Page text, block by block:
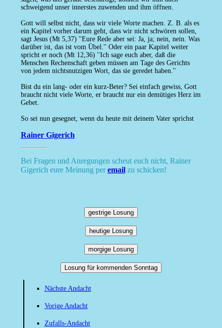
schweigend unser innerstes zuwenden und ihm öffnen.
Gott will selbst nicht, dass wir viele Worte machen. Z. B. als es
ein Kapitel vorher darum geht, dass wir nicht schwören sollen,
sagt Jesus (Mt 5,37) ''Eure Rede aber sei: Ja, ja; nein, nein. Was
darüber ist, das ist vom Übel.'' Oder ein paar Kapitel weiter
spricht er noch (Mt 12,36) ''Ich sage euch aber, daß die
Menschen Rechenschaft geben müssen am Tage des Gerichts
von jedem nichtsnutzigen Wort, das sie geredet haben.''
Bist du ein lang- oder ein kurz-Beter? Sei einfach gewiss, Gott
braucht nicht viele Worte, er braucht nur ein demütiges Herz im
Gebet.
So sei nun gesegnet, wenn du heute mit deinem Vater sprichst
Rainer Gigerich
Bei Fragen und Anregungen scheut euch nicht, Rainer
Gigerich eure Meinung peremailzu schicken!
gestrige Losung
heutige Losung
morgige Losung
Losung für kommenden Sonntag
Nächste Andacht
Vorige Andacht
Zufalls-Andacht